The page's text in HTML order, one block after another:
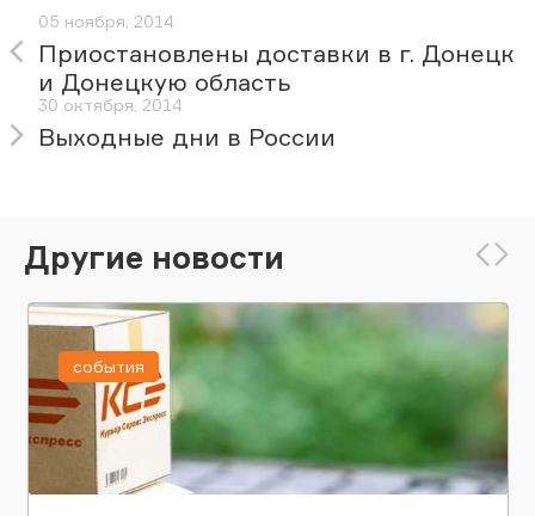
05 ноября, 2014
Приостановлены доставки в г. Донецк
и Донецкую область
30 октября, 2014
Выходные дни в России
Другие новости
события